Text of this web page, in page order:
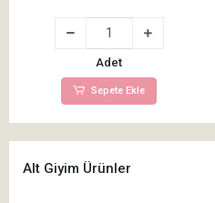
Adet
Sepete Ekle
Alt Giyim Ürünler